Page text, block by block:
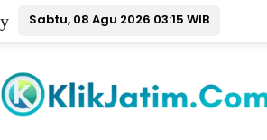
Sabtu, 08 Agu 2026 03:15 WIB